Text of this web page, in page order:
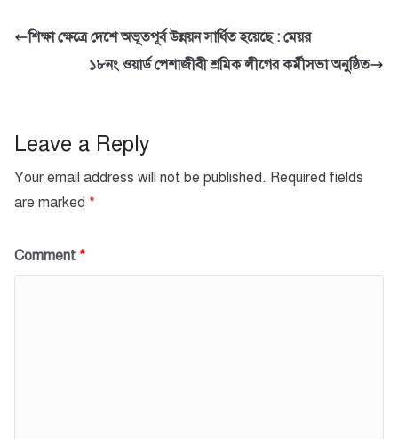
e
k
er s
A
e
শিক্ষা ক্ষেত্রে দেশে অভূতপূর্ব উন্নয়ন সার্ধিত হয়েছে : মেয়র
১৮নং ওয়ার্ড পেশাজীবী শ্রমিক লীগের কর্মীসভা অনুষ্ঠিত
Leave a Reply
Your email address will not be published. Required fields
are marked *
Comment *